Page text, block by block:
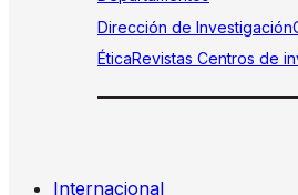
Dirección de Investigación
ÉticaRevistas Centros de
Internacional